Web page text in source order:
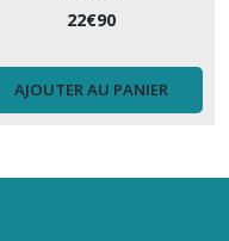
22€90
AJOUTER AU PANIER